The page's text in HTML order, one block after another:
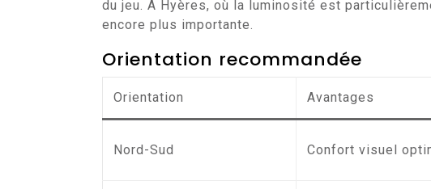
du jeu. À Hyères, où la luminosité est
encore plus importante.
Orientation recommandée
Orientation Avantages
Nord-Sud Confort visuel